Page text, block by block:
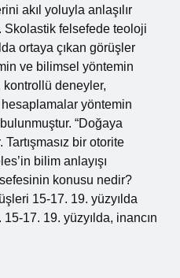
akıl yoluyla anlaşılır
Skolastik felsefede teoloji
ortaya çıkan görüşler
ve bilimsel yöntemin
deneyler,
yöntemin
“Doğaya
bir otorite
bilim anlayışı
konusu nedir?
15-17. 19. yüzyılda
17. 19. yüzyılda, inancın